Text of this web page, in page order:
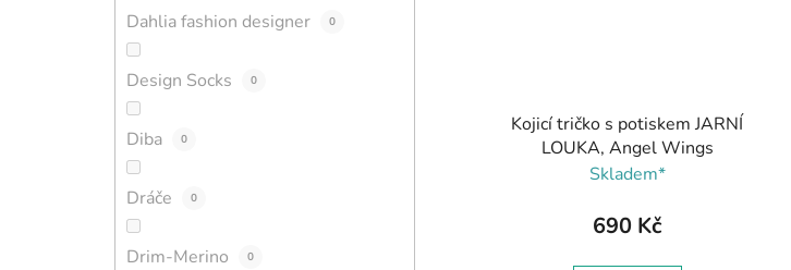
Dahlia fashion designer 0
Design Socks 0
Diba 0
Dráče 0
Drim-Merino 0
Kojicí tričko s potiskem JARNÍ
LOUKA, Angel Wings
Skladem*
690 Kč